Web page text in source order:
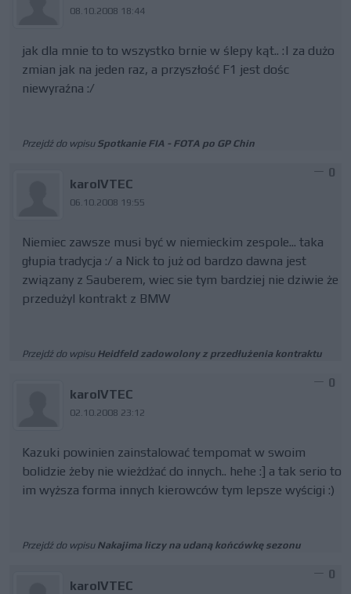
08.10.2008 18:44
jak dla mnie to to wszystko brnie w ślepy kąt.. :| za dużo
zmian jak na jeden raz, a przyszłość F1 jest dośc
niewyraźna :/
Przejdź do wpisu Spotkanie FIA - FOTA po GP Chin
karolVTEC
06.10.2008 19:55
0
Niemiec zawsze musi być w niemieckim zespole... taka
głupia tradycja :/ a Nick to już od bardzo dawna jest
związany z Sauberem, wiec sie tym bardziej nie dziwie że
przedużyl kontrakt z BMW
Przejdź do wpisu Heidfeld zadowolony z przedłużenia kontraktu
karolVTEC
02.10.2008 23:12
0
Kazuki powinien zainstalować tempomat w swoim
bolidzie żeby nie wieżdżać do innych.. hehe :] a tak serio to
im wyższa forma innych kierowców tym lepsze wyścigi :)
Przejdź do wpisu Nakajima liczy na udaną końcówkę sezonu
karolVTEC
0